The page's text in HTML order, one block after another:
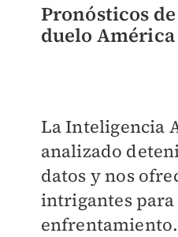
Pronósticos
duelo
La Inteligencia
analizado
datos y nos
intrigantes
enfrentamiento.